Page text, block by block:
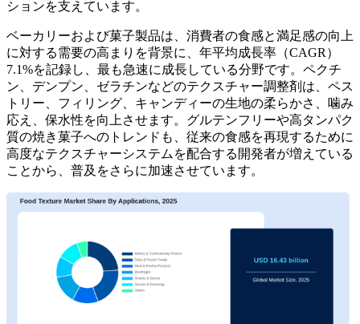
ションを支えています。
ベーカリーおよび菓子製品は、消費者の食感と満足感の向上
に対する需要の高まりを背景に、年平均成長率（CAGR）
7.1%を記録し、最も急速に成長している分野です。ペクチ
ン、デンプン、ゼラチンなどのテクスチャー調整剤は、ペス
トリー、フィリング、キャンディーの生地の柔らかさ、噛み
応え、保水性を向上させます。グルテンフリーや高タンパク
質の焼き菓子へのトレンドも、従来の食感を再現するために
高度なテクスチャーシステムを配合する開発者が増えている
ことから、普及をさらに加速させています。